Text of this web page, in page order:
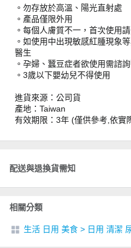
。勿存放於高溫、陽光直射處
。產品僅限外用
。每個人膚質不一，首次使用
。如使用中出現敏感紅腫現象
醫生
。孕婦、蠶豆症者欲使用需諮
。3歲以下嬰幼兒不得使用
進貨來源：公司貨
產地：Taiwan
有效期限：3年 (僅供參考,依實
配送與退換貨需知
相關分類
生活 日用 美食 > 日用 清潔